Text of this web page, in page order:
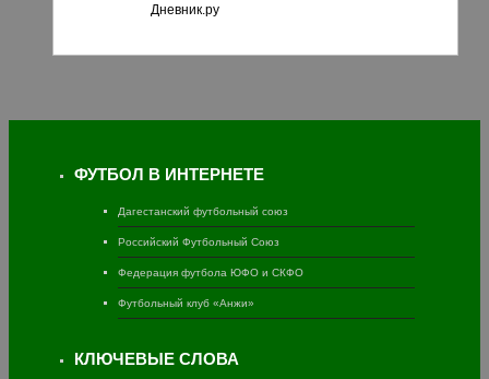
Дневник.ру
ФУТБОЛ В ИНТЕРНЕТЕ
Дагестанский футбольный союз
Российский Футбольный Союз
Федерация футбола ЮФО и СКФО
Футбольный клуб «Анжи»
КЛЮЧЕВЫЕ СЛОВА